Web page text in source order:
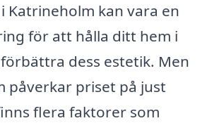
Katrineholm kan vara en
för att hålla ditt hem i
dess estetik. Men
påverkar priset på just
flera faktorer som